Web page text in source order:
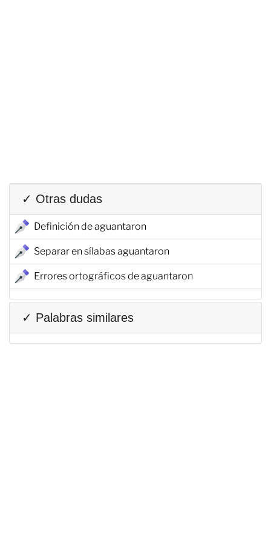
✓ Otras dudas
Definición de aguantaron
Separar en sílabas aguantaron
Errores ortográficos de aguantaron
✓ Palabras similares